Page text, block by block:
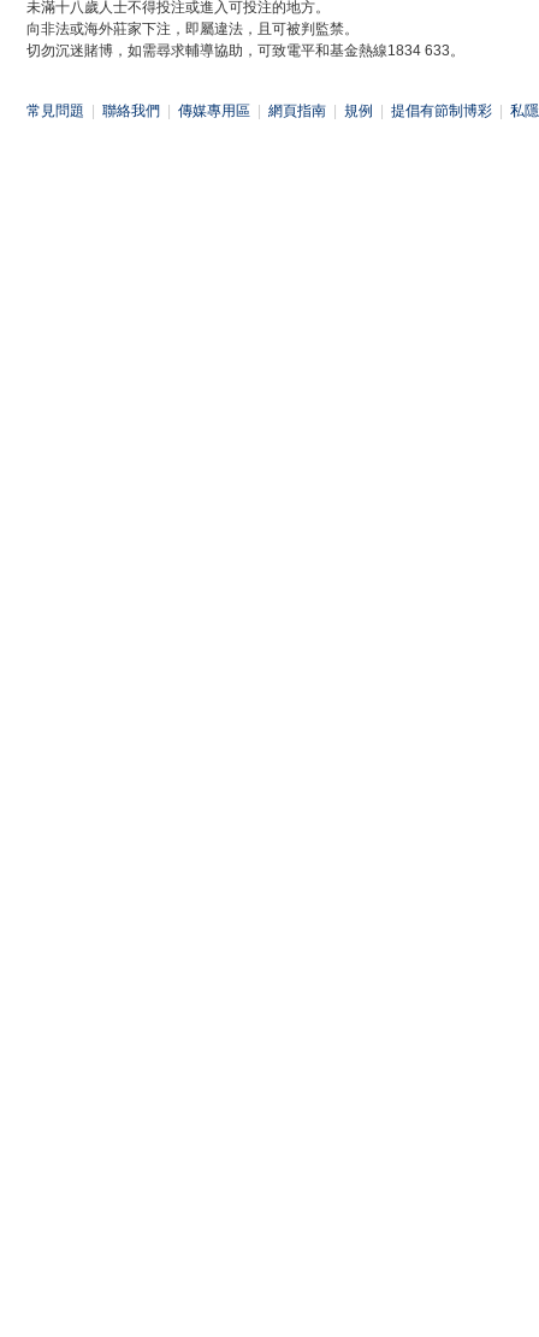
未滿十八歲人士不得投注或進入可投注的地方。
向非法或海外莊家下注，即屬違法，且可被判監禁。
切勿沉迷賭博，如需尋求輔導協助，可致電平和基金熱線1834 633。
常見問題 聯絡我們 傳媒專用區 網頁指南 規例 提倡有節制博彩 私